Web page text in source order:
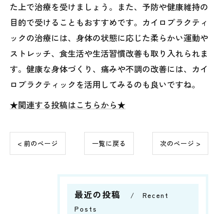
た上で治療を受けましょう。また、予防や健康維持の
目的で受けることもおすすめです。カイロプラクティ
ックの治療には、身体の状態に応じた柔らかい運動や
ストレッチ、食生活や生活習慣改善も取り入れられま
す。健康な身体づくり、痛みや不調の改善には、カイ
ロプラクティックを活用してみるのも良いですね。
★関連する投稿はこちらから★
< 前のページ 一覧に戻る 次のページ >
最近の投稿
Recent
Posts